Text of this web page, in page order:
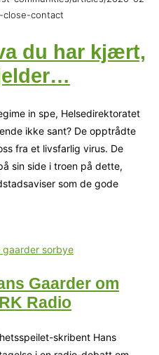
close-contact
du har kjært,
in spe, Helsedirektoratet
ikke sant? De opptrådte
fra et livsfarlig virus. De
sin side i troen på dette,
som de gode
Gaarder om
Radio
skribent Hans